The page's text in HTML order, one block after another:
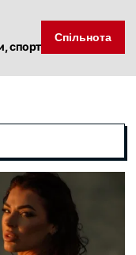
спорт
Спільнота